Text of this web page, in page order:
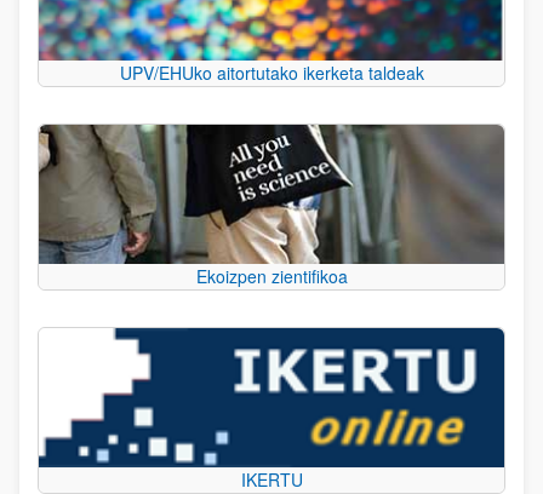
UPV/EHUko aitortutako ikerketa taldeak
Ekoizpen zientifikoa
IKERTU